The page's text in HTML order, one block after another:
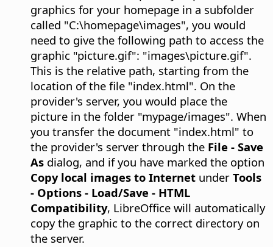
graphics for your homepage in a subfolder
called "C:\homepage\images", you would
need to give the following path to access the
graphic "picture.gif": "images\picture.gif".
This is the relative path, starting from the
location of the file "index.html". On the
provider's server, you would place the
picture in the folder "mypage/images". When
you transfer the document "index.html" to
the provider's server through the File - Save
As dialog, and if you have marked the option
Copy local images to Internet under Tools
- Options - Load/Save - HTML
Compatibility, LibreOffice will automatically
copy the graphic to the correct directory on
the server.